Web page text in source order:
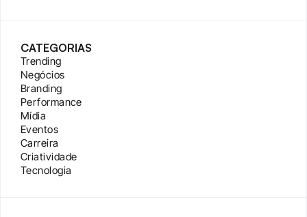
CATEGORIAS
Trending
Negócios
Branding
Performance
Mídia
Eventos
Carreira
Criatividade
Tecnologia